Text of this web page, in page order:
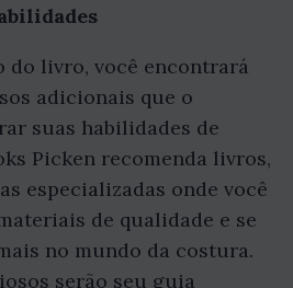
livro, você encontrará
adicionais que o
suas habilidades de
Picken recomenda livros,
especializadas onde você
de qualidade e se
no mundo da costura.
serão seu guia